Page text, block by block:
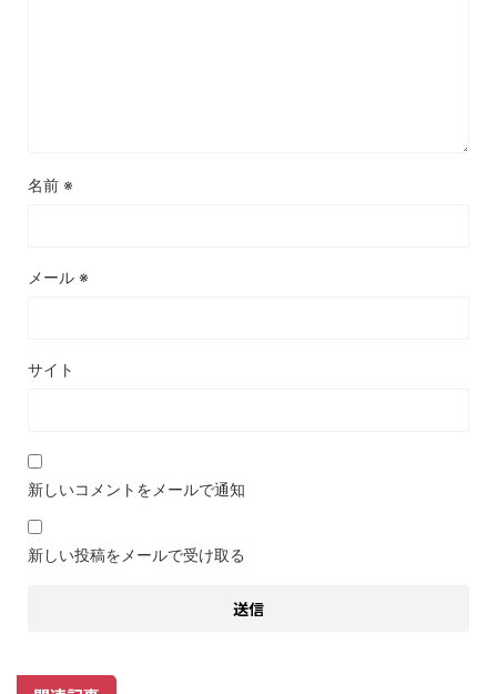
名前 ※
メール ※
サイト
新しいコメントをメールで通知
新しい投稿をメールで受け取る